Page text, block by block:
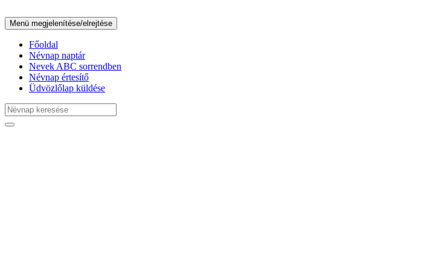
Menü megjelenítése/elrejtése
Főoldal
Névnap naptár
Nevek ABC sorrendben
Névnap értesítő
Üdvözlőlap küldése